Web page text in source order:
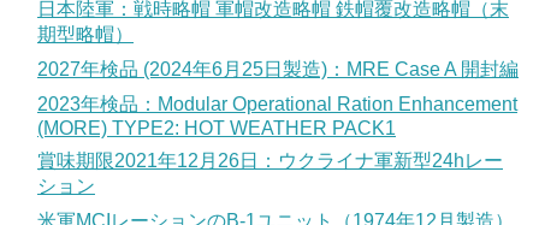
日本陸軍：戦時略帽 軍帽改造略帽 鉄帽覆改造略帽（末
期型略帽）
2027年検品 (2024年6月25日製造)：MRE Case A 開封編
2023年検品：Modular Operational Ration Enhancement
(MORE) TYPE2: HOT WEATHER PACK1
賞味期限2021年12月26日：ウクライナ軍新型24hレー
ション
米軍MCIレーションのB-1ユニット（1974年12月製造）